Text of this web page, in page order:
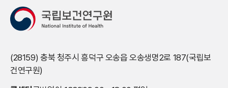
(28159) 충북 청주시 흥덕구 오송읍 오송생명2로 187(국립보
건연구원)